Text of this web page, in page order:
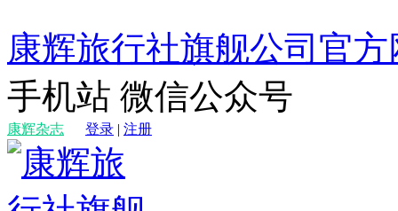
康辉旅行社旗舰公司官方
手机站 微信公众号
康辉杂志 登录 | 注册